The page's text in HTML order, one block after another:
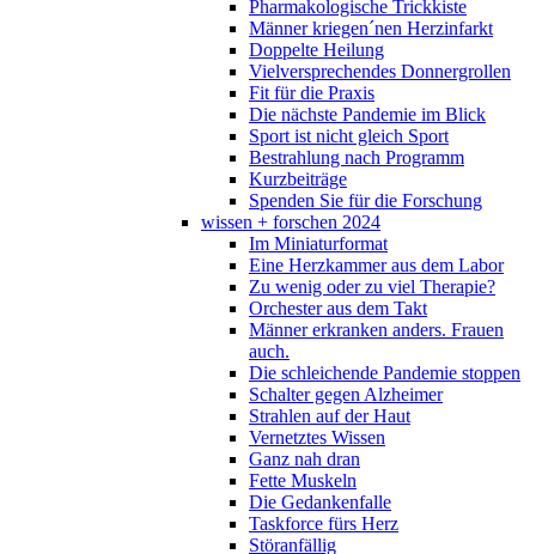
Pharmakologische Trickkiste
Männer kriegen´nen Herzinfarkt
Doppelte Heilung
Vielversprechendes Donnergrollen
Fit für die Praxis
Die nächste Pandemie im Blick
Sport ist nicht gleich Sport
Bestrahlung nach Programm
Kurzbeiträge
Spenden Sie für die Forschung
wissen + forschen 2024
Im Miniaturformat
Eine Herzkammer aus dem Labor
Zu wenig oder zu viel Therapie?
Orchester aus dem Takt
Männer erkranken anders. Frauen
auch.
Die schleichende Pandemie stoppen
Schalter gegen Alzheimer
Strahlen auf der Haut
Vernetztes Wissen
Ganz nah dran
Fette Muskeln
Die Gedankenfalle
Taskforce fürs Herz
Störanfällig